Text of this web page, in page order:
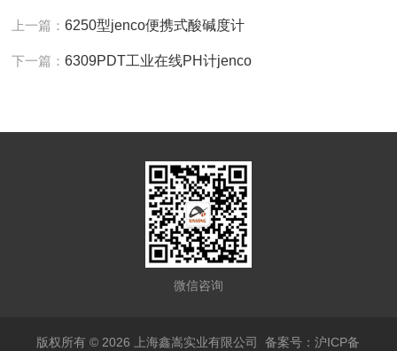
上一篇：6250型jenco便携式酸碱度计
下一篇：6309PDT工业在线PH计jenco
微信咨询
版权所有 © 2026 上海鑫嵩实业有限公司备案号：沪ICP备